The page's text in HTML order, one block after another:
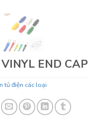
END CAP
tủ điện các loại